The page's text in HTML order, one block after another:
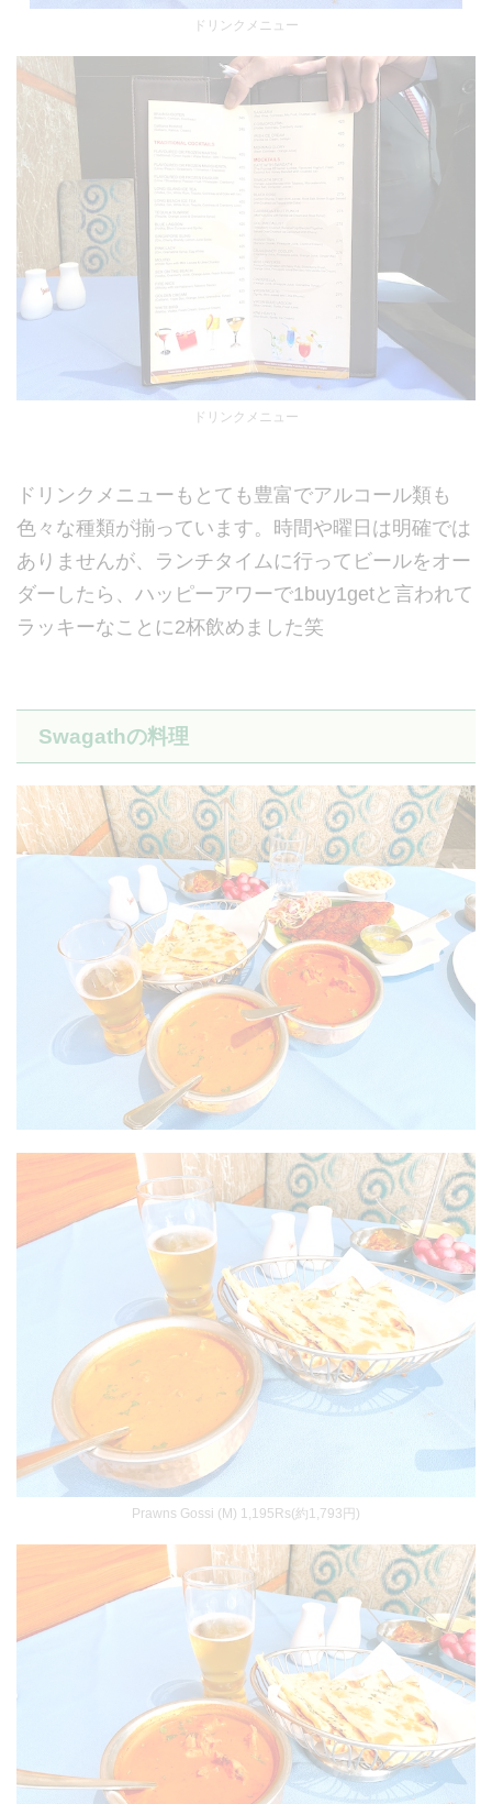
ドリンクメニュー
ドリンクメニュー
ドリンクメニューもとても豊富でアルコール類も
色々な種類が揃っています。時間や曜日は明確では
ありませんが、ランチタイムに行ってビールをオー
ダーしたら、ハッピーアワーで1buy1getと言われて
ラッキーなことに2杯飲めました笑
Swagathの料理
Prawns Gossi (M) 1,195Rs(約1,793円)